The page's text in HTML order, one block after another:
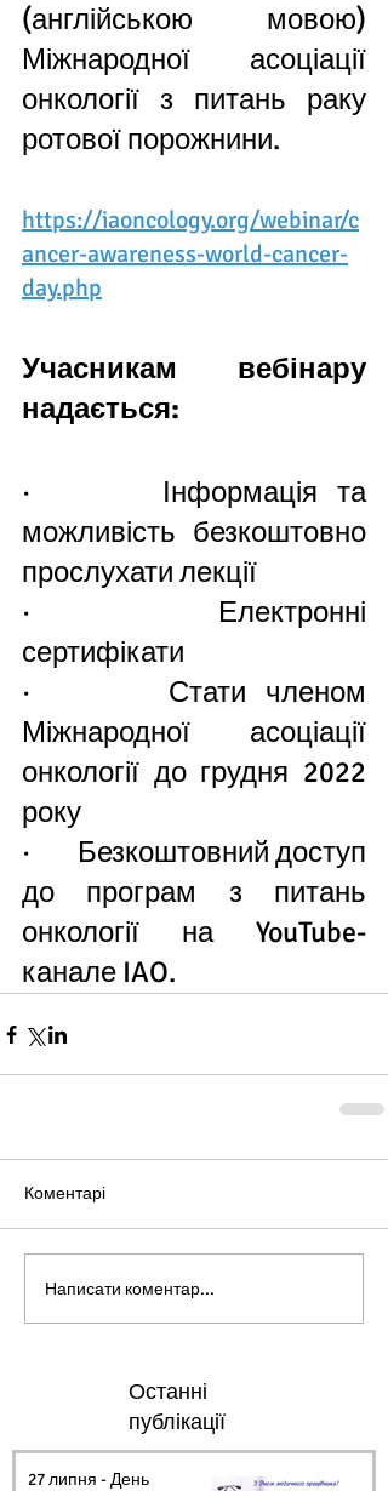
(англійською мовою)
Міжнародної асоціації
онкології з питань раку
ротової порожнини.
https://iaoncology.org/webinar/c
ancer-awareness-world-cancer-
day.php
Учасникам вебінару
надається:
·       Інформація та
можливість безкоштовно
прослухати лекції
·       Електронні
сертифікати
·       Стати членом
Міжнародної асоціації
онкології до грудня 2022
року
·       Безкоштовний доступ
до програм з питань
онкології на YouTube-
канале IAO.
Коментарі
Написати коментар...
Останні
публікації
27 липня - День